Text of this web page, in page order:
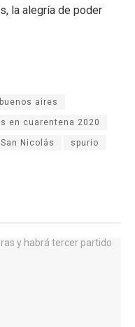
la alegría de poder
buenos aires
en cuarentena 2020
San Nicolás spurio